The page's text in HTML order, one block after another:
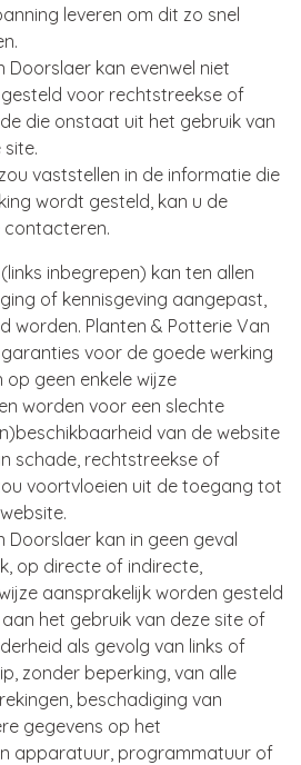
leveren om dit zo snel
Doorslaer kan evenwel niet
voor rechtstreekse of
die onstaat uit het gebruik van
vaststellen in de informatie die
wordt gesteld, kan u de
contacteren.
inbegrepen) kan ten allen
of kennisgeving aangepast,
worden. Planten & Potterie Van
voor de goede werking
geen enkele wijze
worden voor een slechte
van de website
schade, rechtstreekse of
voortvloeien uit de toegang tot
Doorslaer kan in geen geval
op directe of indirecte,
aansprakelijk worden gesteld
het gebruik van deze site of
als gevolg van links of
zonder beperking, van alle
beschadiging van
gegevens op het
apparatuur, programmatuur of